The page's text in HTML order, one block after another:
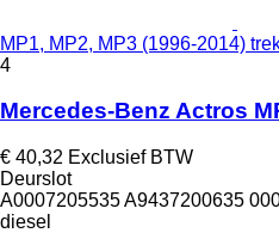
MP1, MP2, MP3 (1996-2014)
4
Mercedes-Benz Actros
€ 40,32 Exclusief BTW
Deurslot
A0007205535 A9437200635
diesel